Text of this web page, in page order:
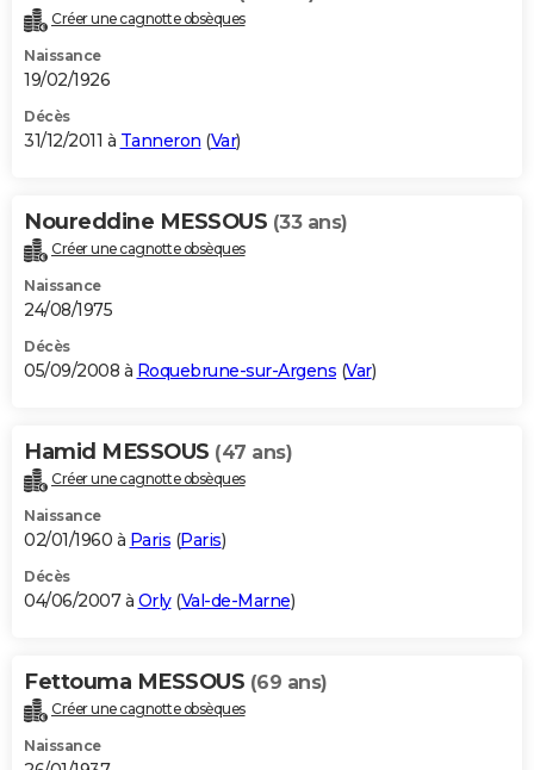
Créer une cagnotte obsèques
Naissance
19/02/1926
Décès
31/12/2011 à Tanneron (Var)
Noureddine MESSOUS (33 ans)
Créer une cagnotte obsèques
Naissance
24/08/1975
Décès
05/09/2008 à Roquebrune-sur-Argens (Var)
Hamid MESSOUS (47 ans)
Créer une cagnotte obsèques
Naissance
02/01/1960 à Paris (Paris)
Décès
04/06/2007 à Orly(Val-de-Marne)
Fettouma MESSOUS (69 ans)
Créer une cagnotte obsèques
Naissance